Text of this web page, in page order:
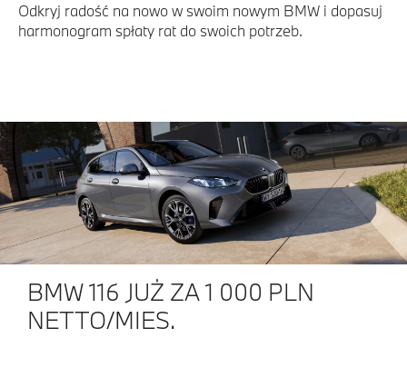
Odkryj radość na nowo w swoim nowym BMW i dopasuj
harmonogram spłaty rat do swoich potrzeb.
BMW 116 JUŻ ZA 1 000 PLN
NETTO/MIES.